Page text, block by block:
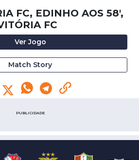
FC, EDINHO AOS 58',
FC
Ver Jogo
Match Story
PUBLICIDADE